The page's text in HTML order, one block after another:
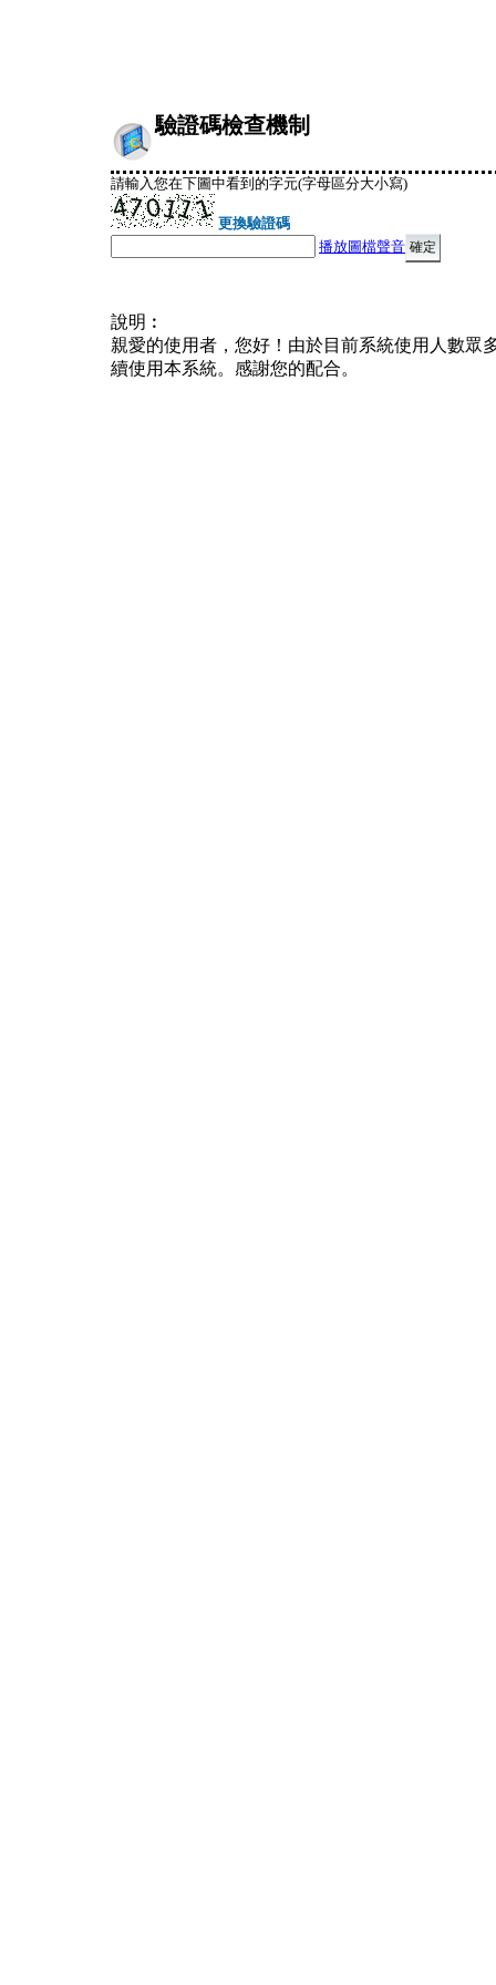
驗證碼檢查機制
請輸入您在下圖中看到的字元(字母區分大小寫)
更換驗證碼
播放圖檔聲音
說明︰
親愛的使用者，您好！由於目前系統使用人數眾
續使用本系統。感謝您的配合。